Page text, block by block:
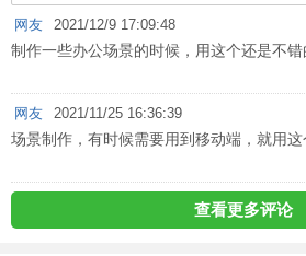
网友 2021/12/9 17:09:48
制作一些办公场景的时候，用这个还是不
网友 2021/11/25 16:36:39
场景制作，有时候需要用到移动端，就用
查看更多评论